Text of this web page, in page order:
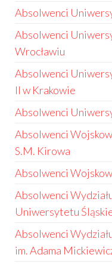
Absolwenci
Absolwenci
Wrocławiu
Absolwenci
II w Krakowie
Absolwenci
Absolwenci
S.M. Kirowa
Absolwenci
Absolwenci
Uniwersytetu
Absolwenci
im. Adama